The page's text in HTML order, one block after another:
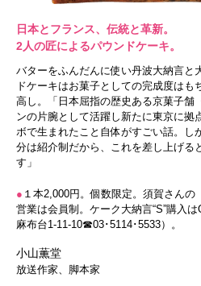
日本とフランス、伝統と革新。
2人の匠によるパウンドケーキ。
バターをふんだんに使い丹波大納言と
ドケーキはお菓子としての完成度は
高し。「日本屈指の歴史ある京菓子舗
ンの片腕として活躍し新たに東京に拠
ボで生まれたこと自体がすごい話。し
分は紹介制だから、これを差し上げる
す」
● １本2,000円。個数限定。須賀さん
営業は会員制。ケーク大納言“S”購入
麻布台1-11-10☎03･5114･5533）。
小山薫堂
放送作家、脚本家